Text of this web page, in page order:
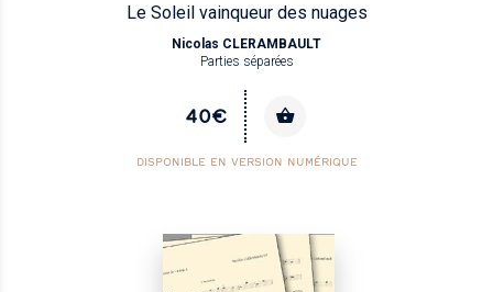
Le Soleil vainqueur des nuages
Nicolas CLERAMBAULT
Parties séparées
40€
DISPONIBLE EN VERSION NUMÉRIQUE